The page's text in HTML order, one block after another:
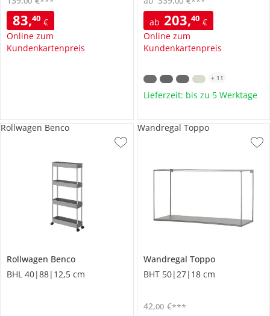
83,40 €
Online zum
Kundenkartenpreis
ab 203,40 €
Online zum
Kundenkartenpreis
+ 11
Lieferzeit: bis zu 5 Werktage
Rollwagen Benco
BHL 40|88|12,5 cm
Rollwagen Benco
Wandregal Toppo
BHT 50|27|18 cm
42,00 €***
Wandregal Toppo